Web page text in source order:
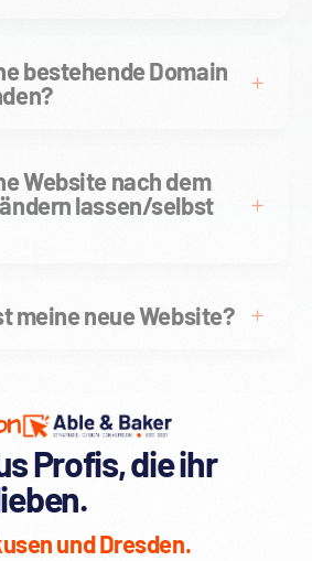
bestehende Domain
Website nach dem
lassen/selbst
meine neue Website?
Profis, die ihr
und Dresden.